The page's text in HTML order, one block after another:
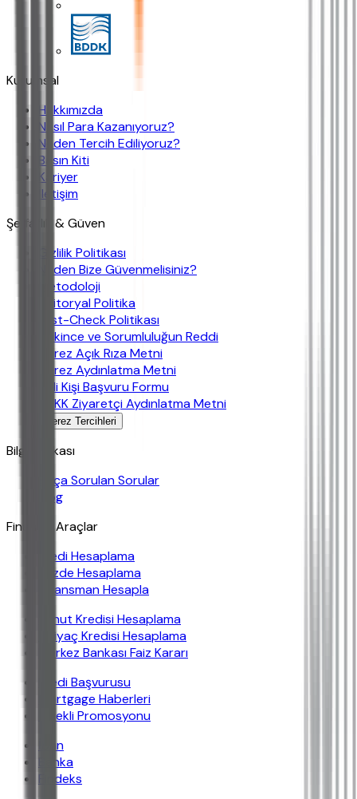
Kurumsal
Hakkımızda
Nasıl Para Kazanıyoruz?
Neden Tercih Ediliyoruz?
Basın Kiti
Kariyer
İletişim
Şeffaflık & Güven
Gizlilik Politikası
Neden Bize Güvenmelisiniz?
Metodoloji
Editoryal Politika
Fast-Check Politikası
Çekince ve Sorumluluğun Reddi
Çerez Açık Rıza Metni
Çerez Aydınlatma Metni
İlgili Kişi Başvuru Formu
KVKK Ziyaretçi Aydınlatma Metni
Çerez Tercihleri
Bilgi Bankası
Sıkça Sorulan Sorular
Blog
Finansal Araçlar
Kredi Hesaplama
Yüzde Hesaplama
Finansman Hesapla
Konut Kredisi Hesaplama
İhtiyaç Kredisi Hesaplama
Merkez Bankası Faiz Kararı
Kredi Başvurusu
Mortgage Haberleri
Emekli Promosyonu
İban
Banka
Findeks